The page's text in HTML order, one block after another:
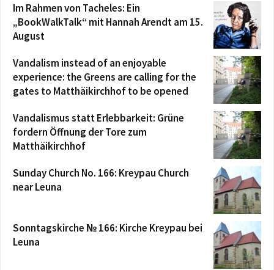
Im Rahmen von Tacheles: Ein
„BookWalkTalk“ mit Hannah Arendt am 15.
August
Vandalism instead of an enjoyable
experience: the Greens are calling for the
gates to Matthäikirchhof to be opened
Vandalismus statt Erlebbarkeit: Grüne
fordern Öffnung der Tore zum
Matthäikirchhof
Sunday Church No. 166: Kreypau Church
near Leuna
Sonntagskirche № 166: Kirche Kreypau bei
Leuna